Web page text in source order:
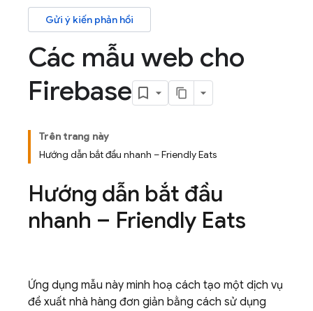
Gửi ý kiến phản hồi
Các mẫu web cho
Firebase
Trên trang này
Hướng dẫn bắt đầu nhanh – Friendly Eats
Hướng dẫn bắt đầu
nhanh – Friendly Eats
Ứng dụng mẫu này minh hoạ cách tạo một dịch vụ
đề xuất nhà hàng đơn giản bằng cách sử dụng